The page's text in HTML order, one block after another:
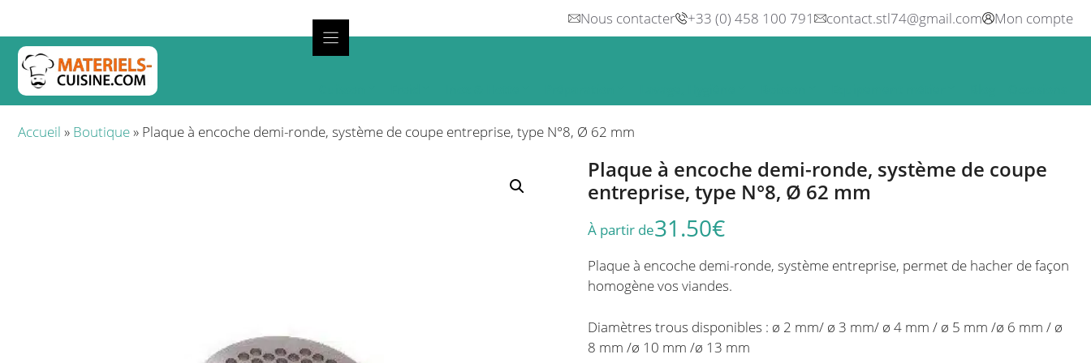
contenu
Nous contacter +33 (0) 458 100 791 contact.stl74@gmail.com Mon compte
Accueil » Boutique» Plaque à encoche demi-ronde, système de coupe entreprise, type N°8, Ø 62 mm
Plaque à encoche demi-ronde, système de coupe
entreprise, type N°8, Ø 62 mm
À partir de31.50€
Plaque à encoche demi-ronde, système entreprise, permet de hacher de façon
homogène vos viandes.
Diamètres trous disponibles : ø 2 mm/ ø 3 mm/ ø 4 mm / ø 5 mm /ø 6 mm / ø
8 mm /ø 10 mm /ø 13 mm